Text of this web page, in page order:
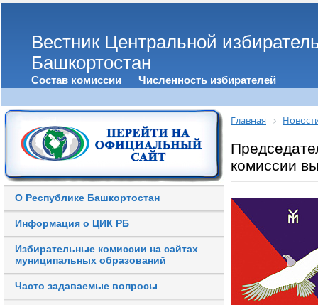
Вестник Центральной
Башкортостан
Состав комиссии Численность избирателей
О Республике Башкортостан
Информация о ЦИК РБ
Избирательные комиссии на сайтах
муниципальных образований
Часто задаваемые вопросы
Главная
комиссии